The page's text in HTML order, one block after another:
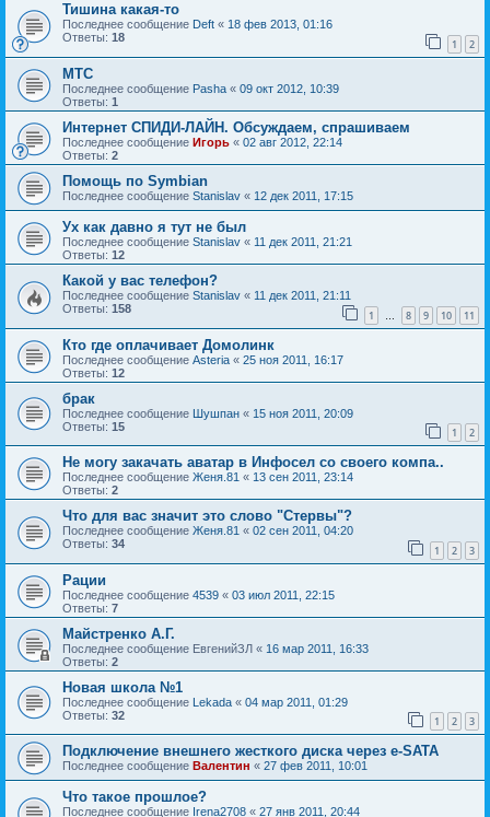
Тишина какая-то
Последнее сообщение Deft « 18 фев 2013, 01:16
Ответы: 18 1 2
МТС
Последнее сообщение Pasha « 09 окт 2012, 10:39
Ответы: 1
Интернет СПИДИ-ЛАЙН. Обсуждаем, спрашиваем
Последнее сообщение Игорь « 02 авг 2012, 22:14
Ответы: 2
Помощь по Symbian
Последнее сообщение Stanislav « 12 дек 2011, 17:15
Ух как давно я тут не был
Последнее сообщение Stanislav « 11 дек 2011, 21:21
Ответы: 12
Какой у вас телефон?
Последнее сообщение Stanislav « 11 дек 2011, 21:11
Ответы: 158 1 … 8 9 10 11
Кто где оплачивает Домолинк
Последнее сообщение Asteria « 25 ноя 2011, 16:17
Ответы: 12
брак
Последнее сообщение Шушпан « 15 ноя 2011, 20:09
Ответы: 15 1 2
Не могу закачать аватар в Инфосел со своего компа..
Последнее сообщение Женя.81 « 13 сен 2011, 23:14
Ответы: 2
Что для вас значит это слово "Стервы"?
Последнее сообщение Женя.81 « 02 сен 2011, 04:20
Ответы: 34 1 2 3
Рации
Последнее сообщение 4539 « 03 июл 2011, 22:15
Ответы: 7
Майстренко А.Г.
Последнее сообщение ЕвгенийЗЛ « 16 мар 2011, 16:33
Ответы: 2
Новая школа №1
Последнее сообщение Lekada « 04 мар 2011, 01:29
Ответы: 32 1 2 3
Подключение внешнего жесткого диска через e-SATA
Последнее сообщение Валентин « 27 фев 2011, 10:01
Что такое прошлое?
Последнее сообщение Irena2708 « 27 янв 2011, 20:44